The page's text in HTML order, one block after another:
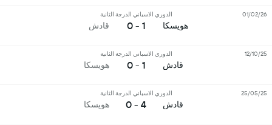
هويسكا
الدوري الاسباني الدرجة الثانية
1 - 0 قادش
01/02/26
قادش
الدوري الاسباني الدرجة الثانية
1 - 0 هويسكا
12/10/25
قادش
الدوري الاسباني الدرجة الثانية
4 - 0 هويسكا
25/05/25